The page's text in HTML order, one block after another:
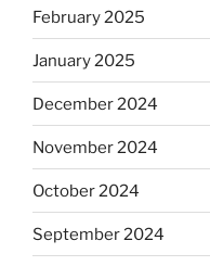
February 2025
January 2025
December 2024
November 2024
October 2024
September 2024